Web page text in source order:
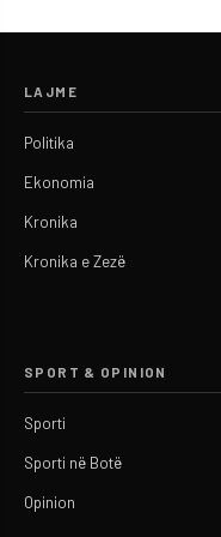
LAJME
Politika
Ekonomia
Kronika
Kronika e Zezë
SPORT & OPINION
Sporti
Sporti në Botë
Opinion